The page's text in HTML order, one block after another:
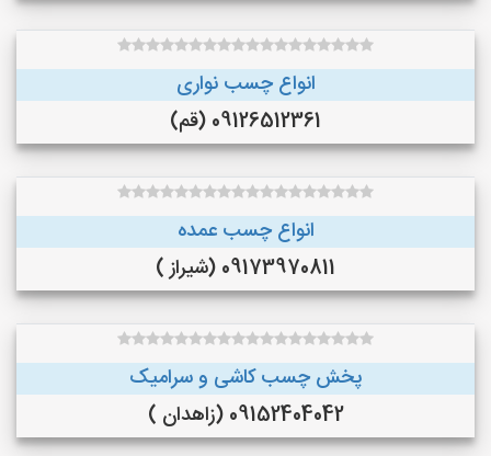
انواع چسب نواری
09126512361 (قم)
انواع چسب عمده
09173970811 (شیراز )
پخش چسب کاشی و سرامیک
09152404042 (زاهدان )